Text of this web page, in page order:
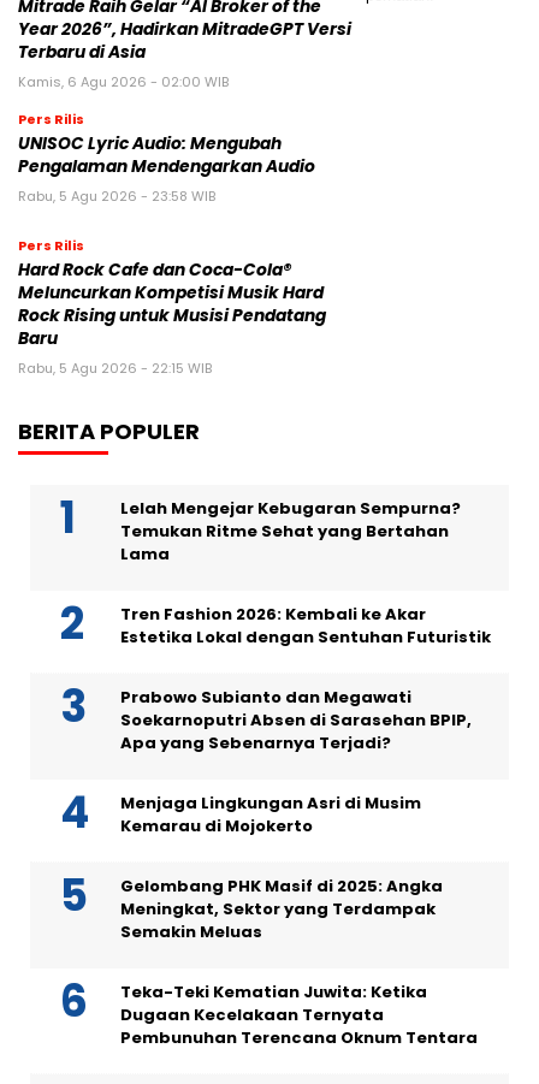
Mitrade Raih Gelar “AI Broker of the
Year 2026”, Hadirkan MitradeGPT Versi
Terbaru di Asia
Kamis, 6 Agu 2026 - 02:00 WIB
Pers Rilis
UNISOC Lyric Audio: Mengubah
Pengalaman Mendengarkan Audio
Rabu, 5 Agu 2026 - 23:58 WIB
Pers Rilis
Hard Rock Cafe dan Coca-Cola®
Meluncurkan Kompetisi Musik Hard
Rock Rising untuk Musisi Pendatang
Baru
Rabu, 5 Agu 2026 - 22:15 WIB
BERITA POPULER
Lelah Mengejar Kebugaran Sempurna?
Temukan Ritme Sehat yang Bertahan
Lama
Tren Fashion 2026: Kembali ke Akar
Estetika Lokal dengan Sentuhan Futuristik
Prabowo Subianto dan Megawati
Soekarnoputri Absen di Sarasehan BPIP,
Apa yang Sebenarnya Terjadi?
Menjaga Lingkungan Asri di Musim
Kemarau di Mojokerto
Gelombang PHK Masif di 2025: Angka
Meningkat, Sektor yang Terdampak
Semakin Meluas
Teka-Teki Kematian Juwita: Ketika
Dugaan Kecelakaan Ternyata
Pembunuhan Terencana Oknum Tentara